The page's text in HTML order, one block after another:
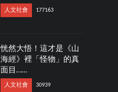
人文社會 177163
恍然大悟！這才是《山
海經》裡「怪物」的真
面目……
人文社會 30939